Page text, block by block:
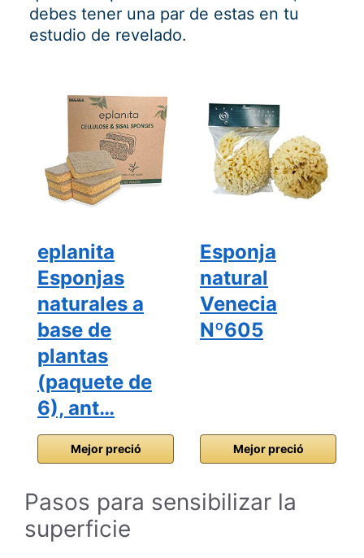
debes tener una par de estas en tu
estudio de revelado.
eplanita
Esponjas
naturales a
base de
plantas
(paquete de
6), ant…
Mejor preció
Esponja
natural
Venecia
Nº605
Mejor preció
Pasos para sensibilizar la
superficie